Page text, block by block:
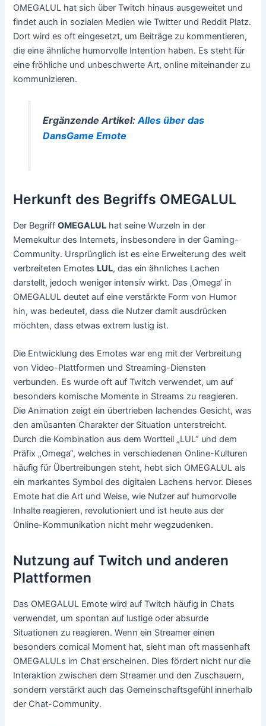
OMEGALUL hat sich über Twitch hinaus ausgeweitet und
findet auch in sozialen Medien wie Twitter und Reddit Platz.
Dort wird es oft eingesetzt, um Beiträge zu kommentieren,
die eine ähnliche humorvolle Intention haben. Es steht für
eine fröhliche und unbeschwerte Art, online miteinander zu
kommunizieren.
Ergänzende Artikel:Alles über das
DansGame Emote
Herkunft des Begriffs OMEGALUL
Der BegriffOMEGALUL hat seine Wurzeln in der
Memekultur des Internets, insbesondere in der Gaming-
Community. Ursprünglich ist es eine Erweiterung des weit
verbreiteten Emotes LUL, das ein ähnliches Lachen
darstellt, jedoch weniger intensiv wirkt. Das ‚Omega‘ in
OMEGALUL deutet auf eine verstärkte Form von Humor
hin, was bedeutet, dass die Nutzer damit ausdrücken
möchten, dass etwas extrem lustig ist.
Die Entwicklung des Emotes war eng mit der Verbreitung
von Video-Plattformen und Streaming-Diensten
verbunden. Es wurde oft auf Twitch verwendet, um auf
besonders komische Momente in Streams zu reagieren.
Die Animation zeigt ein übertrieben lachendes Gesicht, was
den amüsanten Charakter der Situation unterstreicht.
Durch die Kombination aus dem Wortteil „LUL“ und dem
Präfix „Omega“, welches in verschiedenen Online-Kulturen
häufig für Übertreibungen steht, hebt sich OMEGALUL als
ein markantes Symbol des digitalen Lachens hervor. Dieses
Emote hat die Art und Weise, wie Nutzer auf humorvolle
Inhalte reagieren, revolutioniert und ist heute aus der
Online-Kommunikation nicht mehr wegzudenken.
Nutzung auf Twitch und anderen
Plattformen
Das OMEGALUL Emote wird auf Twitch häufig in Chats
verwendet, um spontan auf lustige oder absurde
Situationen zu reagieren. Wenn ein Streamer einen
besonders comical Moment hat, sieht man oft massenhaft
OMEGALULs im Chat erscheinen. Dies fördert nicht nur die
Interaktion zwischen dem Streamer und den Zuschauern,
sondern verstärkt auch das Gemeinschaftsgefühl innerhalb
der Chat-Community.